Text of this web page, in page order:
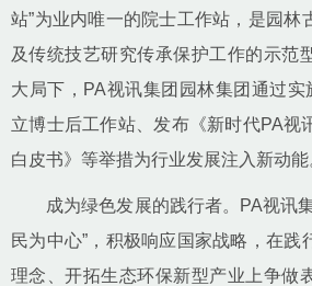
站”为业内唯一的院士工作站，是园林
及传统技艺研究传承保护工作的示范
大局下，PA视讯集团园林集团通过实
立博士后工作站、发布《新时代PA视
白皮书》等举措为行业发展注入新动能
成为绿色发展的践行者。PA视讯集
民为中心”，积极响应国家战略，在践
理念、开拓生态环保新型产业上争做